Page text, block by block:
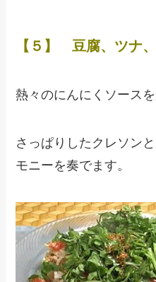
【５】 豆腐、ツナ
熱々のにんにくソース
さっぱりしたクレソン
モニーを奏でます。